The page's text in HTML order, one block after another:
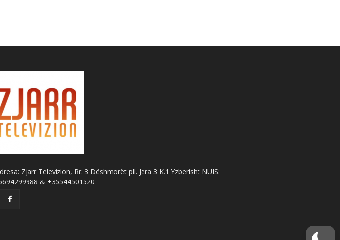
Zjarr Televizion, Rr. 3 Dëshmorët pll. Jera 3 K.1 Yzberisht NUIS:
& +35544501520